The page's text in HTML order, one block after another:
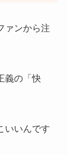
ァンから注
義の「快
いいんです